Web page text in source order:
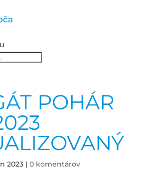
POHÁR
2023| 0 komentárov